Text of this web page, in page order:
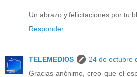
Un abrazo y felicitaciones por tu
Responder
TELEMEDIOS
24 de octubre
Gracias anónimo, creo que el